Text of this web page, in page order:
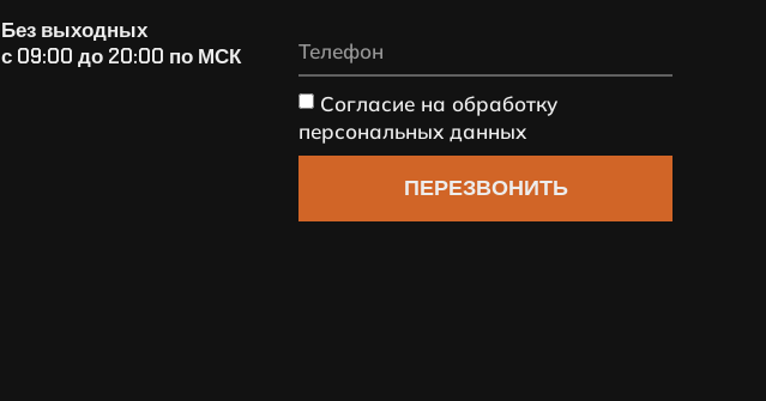
Без выходных
с 09:00 до 20:00 по МСК
Согласие на обработку
персональных данных
ПЕРЕЗВОНИТЬ